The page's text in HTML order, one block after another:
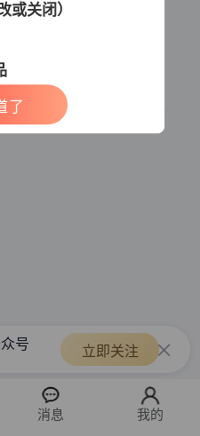
号 立即关注
或关闭）
了
消息 我的